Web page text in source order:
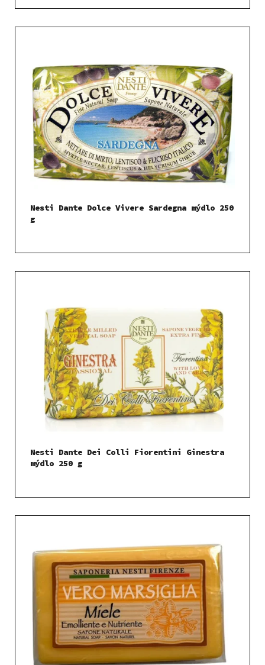
Nesti Dante Dolce Vivere Sardegna mýdlo 250
g
Nesti Dante Dei Colli Fiorentini Ginestra
mýdlo 250 g